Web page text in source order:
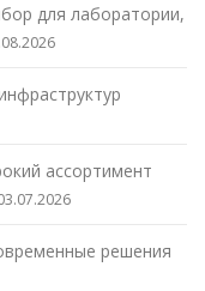
для лаборатории,
ассортимент
решения